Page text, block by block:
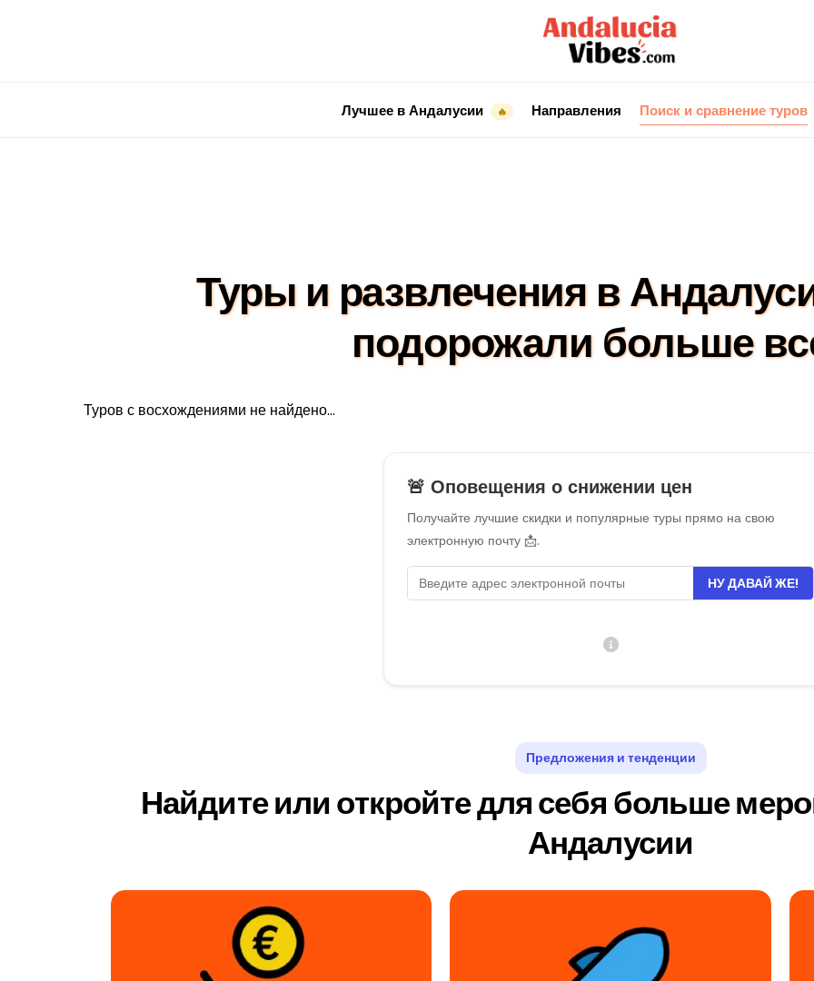
Лучшее в Андалусии 🔥 Направления Поиск и сравнение туров
Туры и развлечения в
подорожали больше
Туров с восхождениями не найдено...
🚨 Оповещения о снижении цен
Получайте лучшие скидки и популярные туры прямо на свою
электронную почту 📩.
НУ ДАВАЙ ЖЕ!
Предложения и тенденции
Найдите или откройте для себя больше
Андалусии